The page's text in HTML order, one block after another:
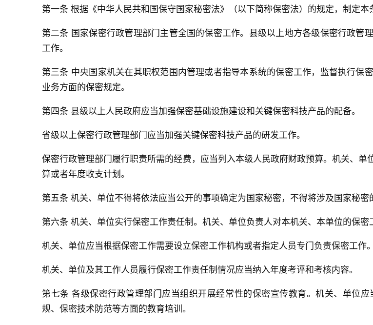
第一条 根据《中华人民共和国保守国家秘密法》（以下简称保密法）的规定，制定本
第二条 国家保密行政管理部门主管全国的保密工作。县级以上地方各级保密行政管
工作。
第三条 中央国家机关在其职权范围内管理或者指导本系统的保密工作，监督执行保
业务方面的保密规定。
第四条 县级以上人民政府应当加强保密基础设施建设和关键保密科技产品的配备。
省级以上保密行政管理部门应当加强关键保密科技产品的研发工作。
保密行政管理部门履行职责所需的经费，应当列入本级人民政府财政预算。机关、
算或者年度收支计划。
第五条 机关、单位不得将依法应当公开的事项确定为国家秘密，不得将涉及国家秘密
第六条 机关、单位实行保密工作责任制。机关、单位负责人对本机关、本单位的保密
机关、单位应当根据保密工作需要设立保密工作机构或者指定人员专门负责保密工作。
机关、单位及其工作人员履行保密工作责任制情况应当纳入年度考评和考核内容。
第七条 各级保密行政管理部门应当组织开展经常性的保密宣传教育。机关、单位
规、保密技术防范等方面的教育培训。